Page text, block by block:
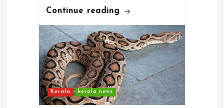
Continue reading
Kerala kerala news